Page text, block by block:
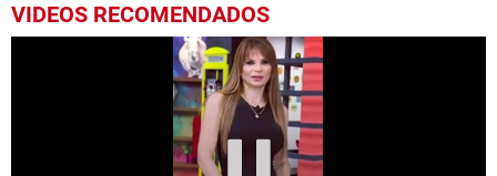
VIDEOS RECOMENDADOS